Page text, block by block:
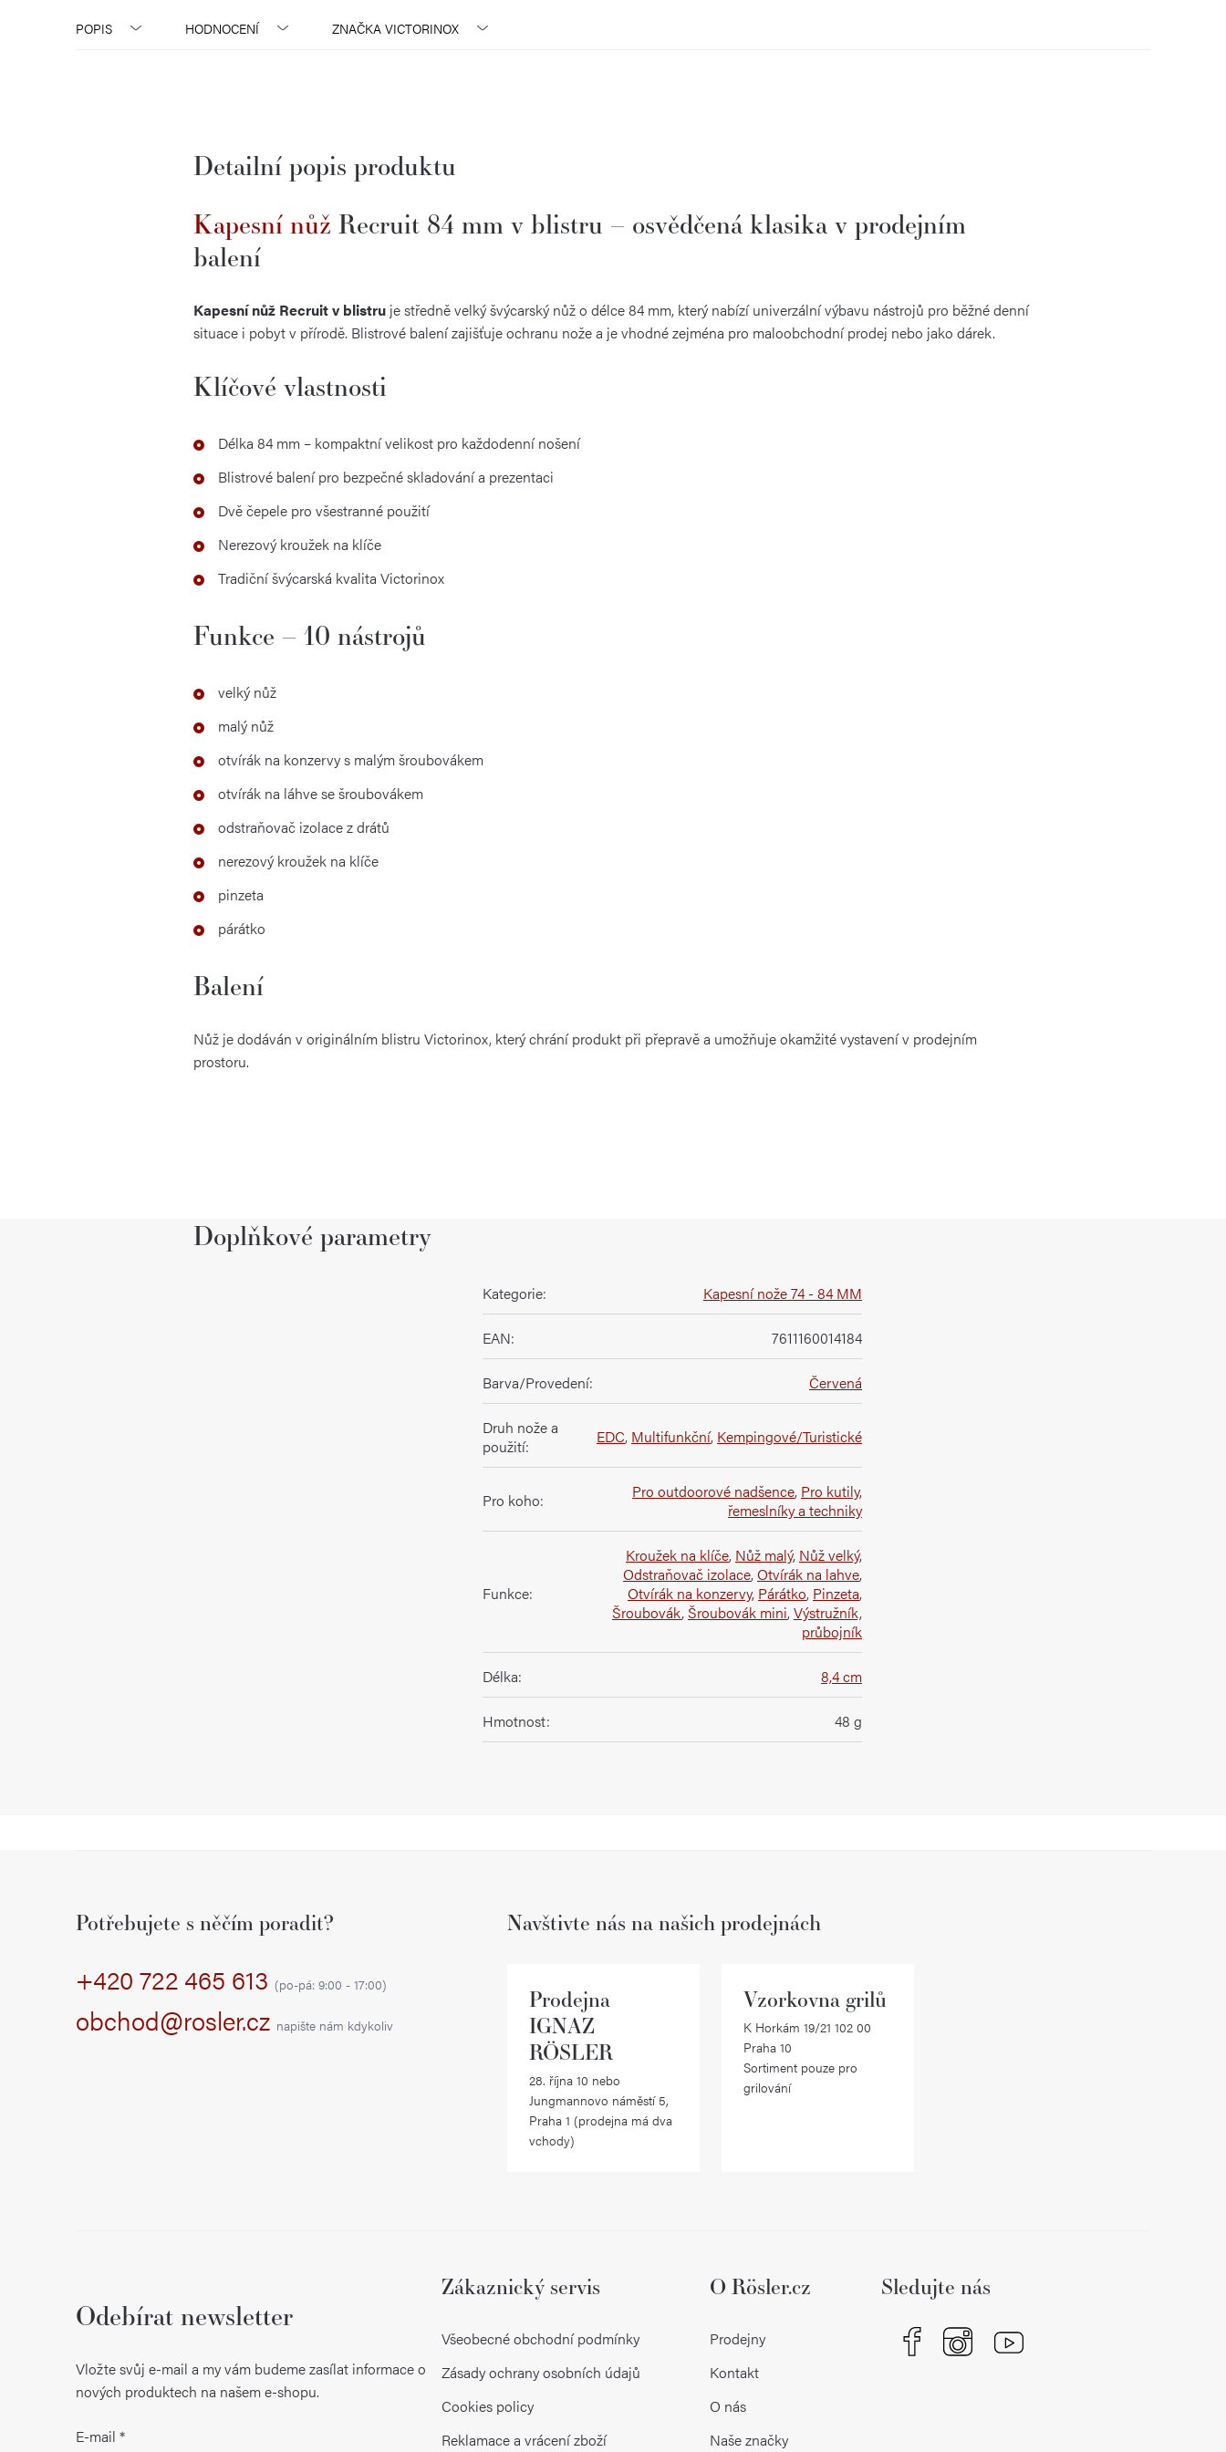
POPIS HODNOCENÍ ZNAČKA VICTORINOX
Detailní popis produktu
Kapesní nůž Recruit 84 mm v blistru – osvědčená klasika v prodejním
balení
Kapesní nůž Recruit v blistru je středně velký švýcarský nůž o délce 84 mm, který nabízí univerzální výbavu nástrojů pro běžné denní
situace i pobyt v přírodě. Blistrové balení zajišťuje ochranu nože a je vhodné zejména pro maloobchodní prodej nebo jako dárek.
Klíčové vlastnosti
Délka 84 mm – kompaktní velikost pro každodenní nošení
Blistrové balení pro bezpečné skladování a prezentaci
Dvě čepele pro všestranné použití
Nerezový kroužek na klíče
Tradiční švýcarská kvalita Victorinox
Funkce – 10 nástrojů
velký nůž
malý nůž
otvírák na konzervy s malým šroubovákem
otvírák na láhve se šroubovákem
odstraňovač izolace z drátů
nerezový kroužek na klíče
pinzeta
párátko
Balení
Nůž je dodáván v originálním blistru Victorinox, který chrání produkt při přepravě a umožňuje okamžité vystavení v prodejním
prostoru.
Doplňkové parametry
Kategorie: Kapesní nože 74 - 84 MM
EAN: 7611160014184
Barva/Provedení: Červená
Druh nože a
použití: EDC, Multifunkční, Kempingové/Turistické
Pro koho: Pro outdoorové nadšence, Pro kutily,
řemeslníky a techniky
Funkce:
Kroužek na klíče, Nůž malý, Nůž velký,
Odstraňovač izolace,Otvírák na lahve,
Otvírák na konzervy, Párátko, Pinzeta,
Šroubovák, Šroubovák mini,Výstružník,
průbojník
Délka: 8,4 cm
Hmotnost: 48 g
Potřebujete s něčím poradit?
+420 722 465 613 (po-pá: 9:00 - 17:00)
obchod@rosler.cz napište nám kdykoliv
Navštivte nás na našich prodejnách
Prodejna
IGNAZ
RÖSLER
28. října 10 nebo
Jungmannovo náměstí 5,
Praha 1 (prodejna má dva
vchody)
Vzorkovna grilů
K Horkám 19/21 102 00
Praha 10
Sortiment pouze pro
grilování
Odebírat newsletter
Vložte svůj e-mail a my vám budeme zasílat informace o
nových produktech na našem e-shopu.
E-mail
Zákaznický servis
Všeobecné obchodní podmínky
Zásady ochrany osobních údajů
Cookies policy
Reklamace a vrácení zboží
O Rösler.cz
Prodejny
Kontakt
O nás
Naše značky
Sledujte nás